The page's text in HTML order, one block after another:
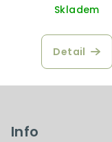
Skladem
Detail
Info